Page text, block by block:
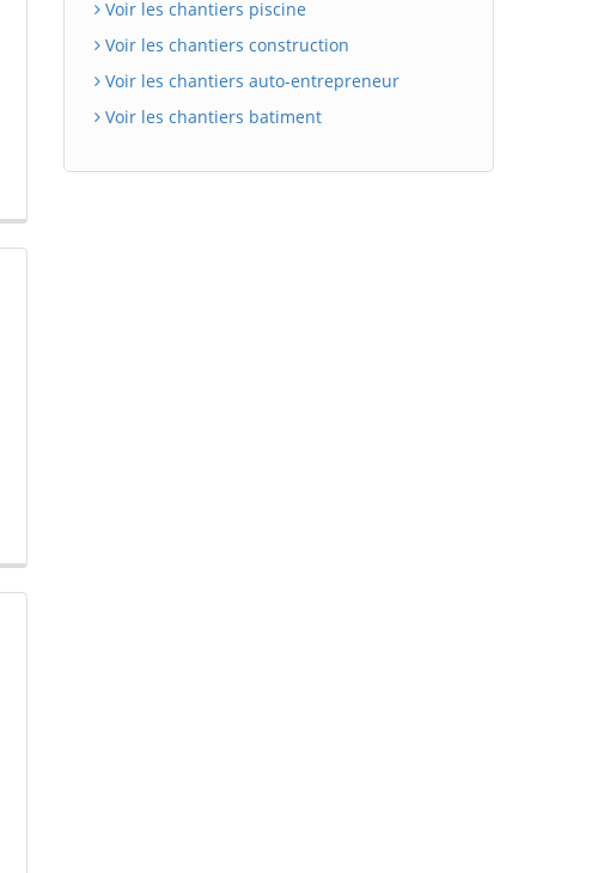
Voir les chantiers piscine
Voir les chantiers construction
Voir les chantiers auto-entrepreneur
Voir les chantiers batiment